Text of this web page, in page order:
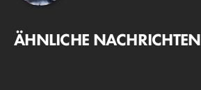
ÄHNLICHE NACHRICHTEN